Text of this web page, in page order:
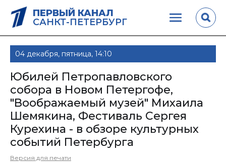
ПЕРВЫЙ КАНАЛ
САНКТ-ПЕТЕРБУРГ
04 декабря, пятница, 14:10
Юбилей Петропавловского
собора в Новом Петергофе,
"Воображаемый музей" Михаила
Шемякина, Фестиваль Сергея
Курехина - в обзоре культурных
событий Петербурга
Версия для печати